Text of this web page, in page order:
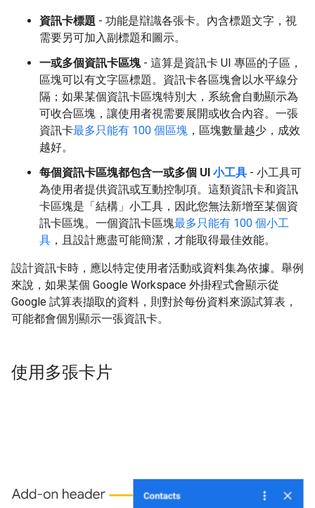
資訊卡標題 - 功能是辯識各張卡。內含標題文字，視
需要另可加入副標題和圖示。
一或多個資訊卡區塊- 這算是資訊卡 UI 專區的子區，
區塊可以有文字區標題。資訊卡各區塊會以水平線分
隔；如果某個資訊卡區塊特別大，系統會自動顯示為
可收合區塊，讓使用者視需要展開或收合內容。一張
資訊卡最多只能有 100 個區塊 ，區塊數量越少，成效
越好。
每個資訊卡區塊都包含一或多個 UI 小工具 - 小工具可
為使用者提供資訊或互動控制項。這類資訊卡和資訊
卡區塊是 「結構」小工具，因此您無法新增至某個資
訊卡區塊。一個資訊卡區塊最多只能有 100 個小工
具 ，且設計應盡可能簡潔，才能取得最佳效能。
設計資訊卡時，應以特定使用者活動或資料集為依據。舉例
來說，如果某個 Google Workspace 外掛程式會顯示從
Google 試算表擷取的資料，則對於每份資料來源試算表，
可能都會個別顯示一張資訊卡。
使用多張卡片